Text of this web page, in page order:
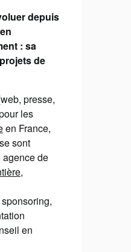
depuis
: sa
de
presse,
les
en France,
sont
agence de
,
en